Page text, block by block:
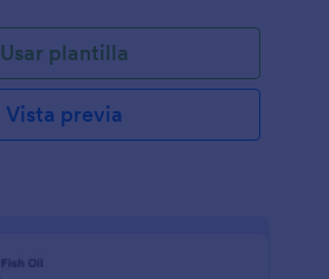
Usar plantilla
Vista previa